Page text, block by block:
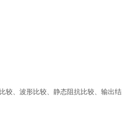
较、波形比较、静态阻抗比较、输出